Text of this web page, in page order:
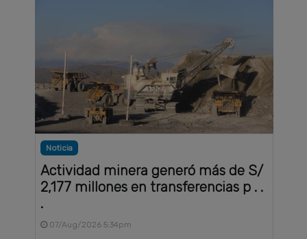
Noticia
Actividad minera generó más de S/
2,177 millones en transferencias p . .
.
07/Aug/2026 5:34pm